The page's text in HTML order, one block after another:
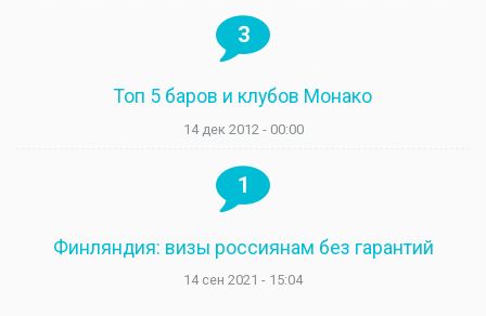
3
Топ 5 баров и клубов Монако
14 дек 2012 - 00:00
1
Финляндия: визы россиянам без гарантий
14 сен 2021 - 15:04